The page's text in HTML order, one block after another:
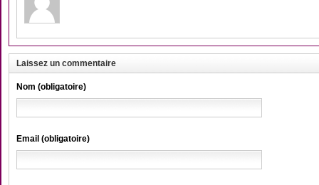
Laissez un commentaire
Nom (obligatoire)
Email (obligatoire)